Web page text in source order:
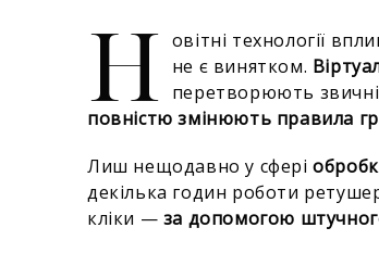
Н овітні технології
не є винятком.
перетворюють
повністю змінюють правила
Лиш нещодавно у сфері
декілька годин роботи
кліки — за допомогою